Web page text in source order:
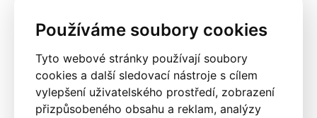
Používáme soubory cookies
Tyto webové stránky používají soubory
cookies a další sledovací nástroje s cílem
vylepšení uživatelského prostředí, zobrazení
přizpůsobeného obsahu a reklam, analýzy